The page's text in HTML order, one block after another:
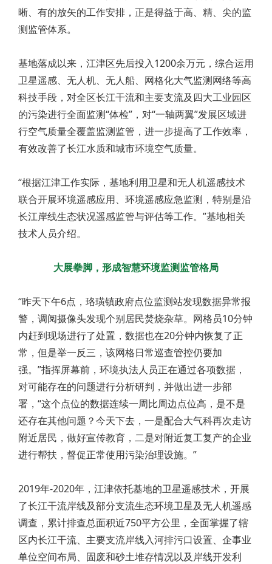
晰、有的放矢的工作安排，正是得益于高、精、尖的监
测监管体系。
基地落成以来，江津区先后投入1200余万元，综合运用
卫星遥感、无人机、无人船、网格化大气监测网络等高
科技手段，对全区长江干流和主要支流及四大工业园区
的污染进行全面监测“体检”，对“一轴两翼”发展区域进
行空气质量全覆盖监测监管，进一步提高了工作效率，
有效改善了长江水质和城市环境空气质量。
“根据江津工作实际，基地利用卫星和无人机遥感技术
联合开展环境遥感应用、环境遥感应急监测，特别是沿
长江岸线生态状况遥感监管与评估等工作。”基地相关
技术人员介绍。
大展拳脚，形成智慧环境监测监管格局
“昨天下午6点，珞璜镇政府点位监测站发现数据异常报
警，调阅摄像头发现个别居民焚烧杂草。网格员10分钟
内赶到现场进行了处置，数据也在20分钟内恢复了正
常，但是举一反三，该网格日常巡查管控仍要加
强。”指挥屏幕前，环境执法人员正在通过各项数据，
对可能存在的问题进行分析研判，并做出进一步部
署，“这个点位的数据连续一周比周边点位高，是不是
还存在其他问题？今天下去，一是配合大气科再次走访
附近居民，做好宣传教育，二是对附近复工复产的企业
进行帮扶，督促正常使用污染治理设施。”
2019年-2020年，江津依托基地的卫星遥感技术，开展
了长江干流岸线及部分支流生态环境卫星及无人机遥感
调查，累计排查总面积近750平方公里，全面掌握了辖
区内长江干流、主要支流岸线入河排污口设置、企事业
单位空间布局、固废和砂土堆存情况以及岸线开发利